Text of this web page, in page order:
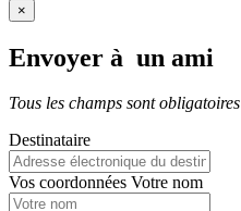
×
Envoyer à un ami
Tous les champs sont obligatoires
Destinataire
Vos coordonnées Votre nom